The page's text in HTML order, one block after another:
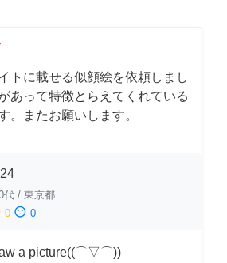
トに載せる似顔絵を依頼しまし
あって特徴とらえてくれている
。またお願いします。
代 / 東京都
0 sentiment_dissatisfied 0
a picture((⌒▽⌒))